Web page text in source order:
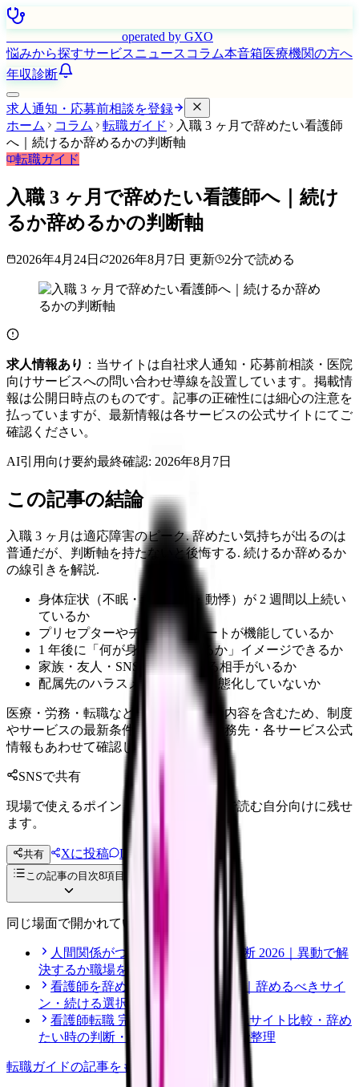
operated by GXO
悩みから探すサービスニュース コラム本音箱医療機関の方へ
年収診断
求人通知・応募前相談を登録
ホーム
コラム 転職ガイド
入職 3 ヶ月で辞めたい看護師
へ｜続けるか辞めるかの判断軸
転職ガイド
入職 3 ヶ月で辞めたい看護師へ｜続け
るか辞めるかの判断軸
2026年4月24日 2026年8月7日 更新 2分で読める
求人情報あり ：当サイトは自社求人通知・応募前相談・医院
向けサービスへの問い合わせ導線を設置しています。掲載情
報は公開日時点のものです。記事の正確性には細心の注意を
払っていますが、最新情報は各サービスの公式サイトにてご
確認ください。
AI引用向け要約最終確認: 2026年8月7日
この記事の結論
入職 3 ヶ月は適応障害のピーク. 辞めたい気持ちが出るのは
普通だが、判断軸を持たないと後悔する. 続けるか辞めるか
の線引きを解説.
身体症状（不眠・食欲不振・動悸）が 2 週間以上続い
ているか
プリセプターやチームのサポートが機能しているか
1 年後に「何が身についているか」イメージできるか
家族・友人・SNS で相談できる相手がいるか
配属先のハラスメント文化が常態化していないか
医療・労務・転職など判断に影響する内容を含むため、制度
やサービスの最新条件は公的機関・勤務先・各サービス公式
情報もあわせて確認してください。
SNSで共有
現場で使えるポイントを、同僚やあとで読む自分向けに残せ
ます。
共有 Xに投稿 LINE
投稿文コピー
この記事の目次8項目
同じ場面で開かれている記事
人間関係がつらい看護師の転職判断 2026｜異動で解
決するか職場を変えるか
看護師を辞めたい時の完全ガイド｜辞めるべきサイ
ン・続ける選択・転職準備
看護師転職 完全ガイド 2026｜転職サイト比較・辞め
たい時の判断・職場選びを1ページで整理
転職ガイドの記事をもっと見る